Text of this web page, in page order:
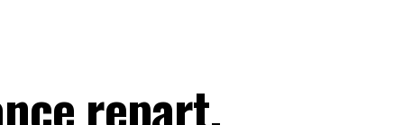
repart,